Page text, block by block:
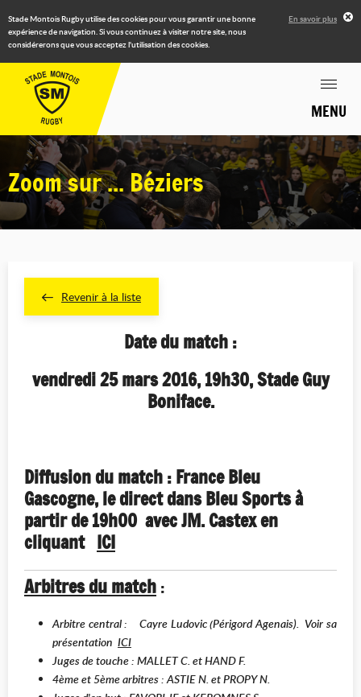
Stade Montois Rugby utilise des cookies pour vous garantir une bonne
expérience de navigation. Si vous continuez à visiter notre site, nous
considérerons que vous acceptez l'utilisation des cookies.
En savoir plus
MENU
Zoom sur ... Béziers
Revenir à la liste
Date du match :
vendredi 25 mars 2016, 19h30, Stade Guy
Boniface.
Diffusion du match : France Bleu
Gascogne, le direct dans Bleu Sports à
partir de 19h00 avec JM. Castex en
cliquant ICI
Arbitres du match:
Arbitre central : Cayre Ludovic (Périgord Agenais). Voir sa
présentation ICI
Juges de touche : MALLET C. et HAND F.
4ème et 5ème arbitres : ASTIE N. et PROPY N.